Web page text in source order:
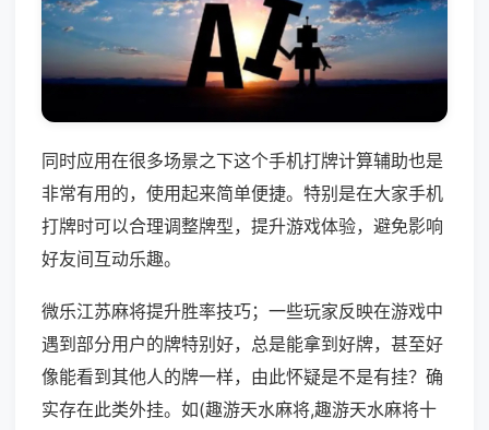
同时应用在很多场景之下这个手机打牌计算辅助也是
非常有用的，使用起来简单便捷。特别是在大家手机
打牌时可以合理调整牌型，提升游戏体验，避免影响
好友间互动乐趣。
微乐江苏麻将提升胜率技巧；一些玩家反映在游戏中
遇到部分用户的牌特别好，总是能拿到好牌，甚至好
像能看到其他人的牌一样，由此怀疑是不是有挂？确
实存在此类外挂。如(趣游天水麻将,趣游天水麻将十